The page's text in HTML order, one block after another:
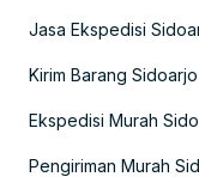
Jasa Ekspedisi
Kirim Barang
Ekspedisi Murah
Pengiriman Murah